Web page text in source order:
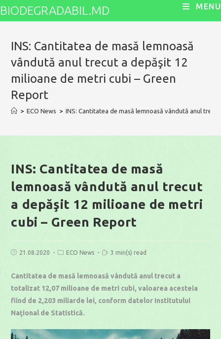
Skip
BIODEGRADABIL.MD MENU
INS: Cantitatea de masă lemnoasă
vândută anul trecut a depăşit 12
milioane de metri cubi – Green
Report
> ECO News > INS: Cantitatea de masă lemnoasă vândută anul
INS: Cantitatea de masă
lemnoasă vândută anul trecut
a depăşit 12 milioane de metri
cubi – Green Report
Post21.08.2020
PostECO News
Reading
3 min(s) read
Cantitatea de masă lemnoasă vândută anul trecut a
totalizat 12,07 milioane de metri cubi, valoarea acesteia
fiind de 2,203 miliarde lei, conform datelor Institutului
Naţional de Statistică.